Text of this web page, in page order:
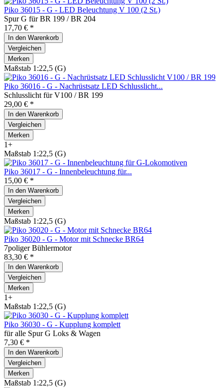
Piko 36015 - G - LED Beleuchtung V 100 (2 St.)
Spur G für BR 199 / BR 204
17,70 € *
In den Warenkorb
Vergleichen
Merken
Maßstab 1:22,5 (G)
Piko 36016 - G - Nachrüstsatz LED Schlusslicht...
Schlusslicht für V100 / BR 199
29,00 € *
In den Warenkorb
Vergleichen
Merken
1+
Maßstab 1:22,5 (G)
Piko 36017 - G - Innenbeleuchtung für...
15,00 € *
In den Warenkorb
Vergleichen
Merken
Maßstab 1:22,5 (G)
Piko 36020 - G - Motor mit Schnecke BR64
7poliger Bühlermotor
83,30 € *
In den Warenkorb
Vergleichen
Merken
1+
Maßstab 1:22,5 (G)
Piko 36030 - G - Kupplung komplett
für alle Spur G Loks & Wagen
7,30 € *
In den Warenkorb
Vergleichen
Merken
Maßstab 1:22,5 (G)